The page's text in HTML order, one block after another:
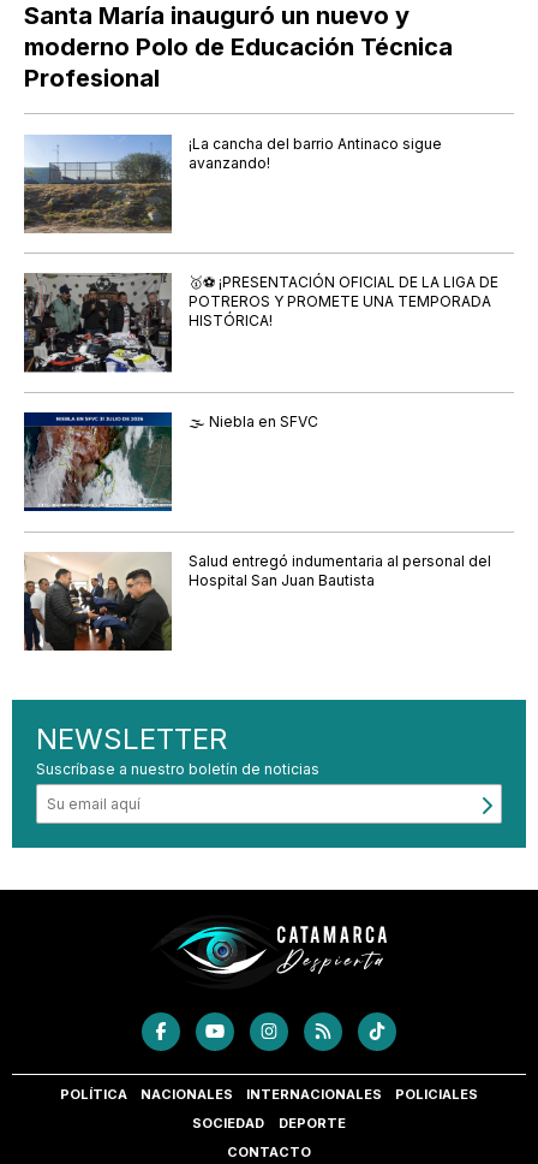
Santa María inauguró un nuevo y
moderno Polo de Educación Técnica
Profesional
¡La cancha del barrio Antinaco sigue
avanzando!
🥇⚽ ¡PRESENTACIÓN OFICIAL DE LA LIGA DE
POTREROS Y PROMETE UNA TEMPORADA
HISTÓRICA!
🌫️ Niebla en SFVC
Salud entregó indumentaria al personal del
Hospital San Juan Bautista
NEWSLETTER
Suscríbase a nuestro boletín de noticias
POLÍTICA NACIONALES INTERNACIONALES
POLICIALES
SOCIEDAD
DEPORTE
CONTACTO